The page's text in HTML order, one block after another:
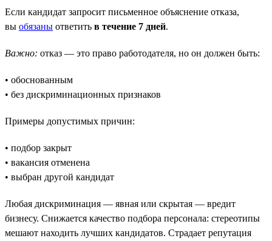
Если кандидат запросит письменное объяснение отказа,
вы обязаны ответить в течение 7 дней.
Важно: отказ — это право работодателя, но он должен быть:
• обоснованным
• без дискриминационных признаков
Примеры допустимых причин:
• подбор закрыт
• вакансия отменена
• выбран другой кандидат
Любая дискриминация — явная или скрытая — вредит
бизнесу. Снижается качество подбора персонала: стереотипы
мешают находить лучших кандидатов. Страдает репутация